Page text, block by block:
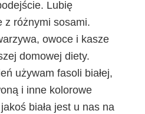
Lubię
z różnymi sosami.
owoce i kasze
domowej diety.
używam fasoli białej,
i inne kolorowe
biała jest u nas na